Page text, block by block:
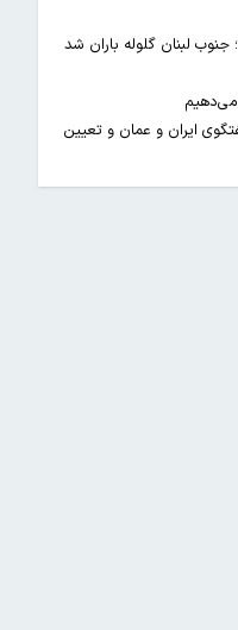
می‌دهیم
ایران و عمان و تعیین